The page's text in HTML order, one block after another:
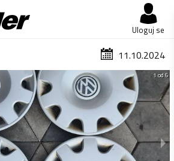
Uloguj se
11.10.2024
1 od 6